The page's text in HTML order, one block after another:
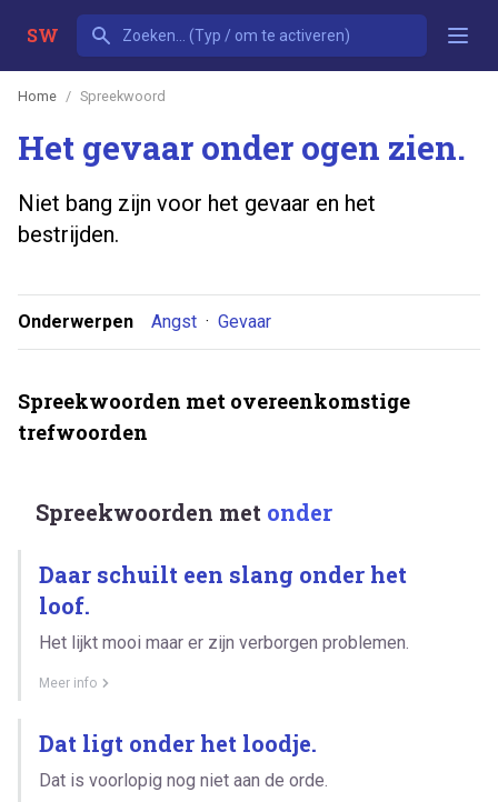
SW
Home Spreekwoord
Het gevaar onder ogen zien.
Niet bang zijn voor het gevaar en het
bestrijden.
Onderwerpen Angst · Gevaar
Spreekwoorden met overeenkomstige
trefwoorden
Spreekwoorden met onder
Daar schuilt een slang onder het
loof.
Het lijkt mooi maar er zijn verborgen problemen.
Meer info
Dat ligt onder het loodje.
Dat is voorlopig nog niet aan de orde.